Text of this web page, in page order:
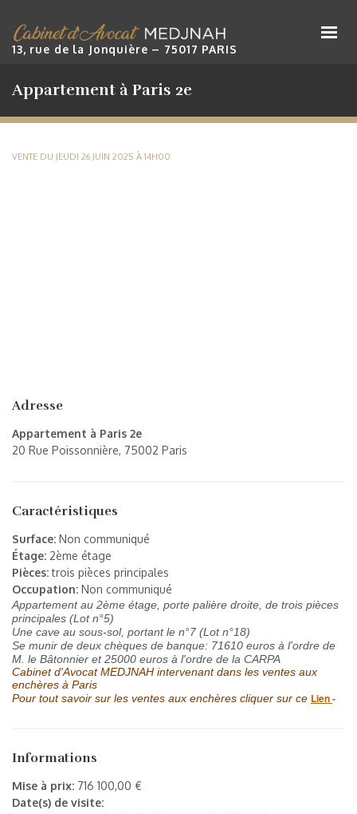
13, rue de la Jonquière – 75017 PARIS
Appartement à Paris 2e
VENTE DU JEUDI 26 JUIN 2025 À 14H00
Adresse
Appartement à Paris 2e
20 Rue Poissonnière, 75002 Paris
Caractéristiques
Surface: Non communiqué
Étage: 2ème étage
Pièces:trois pièces principales
Occupation: Non communiqué
Appartement au 2ème étage, porte palière droite, de trois pièces
principales (Lot n°5)
Une cave au sous-sol, portant le n°7 (Lot n°18)
Se munir de deux chèques de banque: 71610 euros à l'ordre de
M. le Bâtonnier et 25000 euros à l'ordre de la CARPA
Cabinet d'Avocat MEDJNAH intervenant dans les ventes aux
enchères à Paris
Pour tout savoir sur les ventes aux enchères cliquer sur ce Lien-
Informations
Mise à prix: 716 100,00 €
Date(s) de visite: